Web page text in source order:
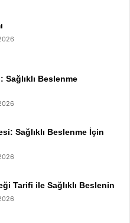
Sağlıklı Beslenme
Sağlıklı Beslenme İçin
Tarifi ile Sağlıklı Beslenin